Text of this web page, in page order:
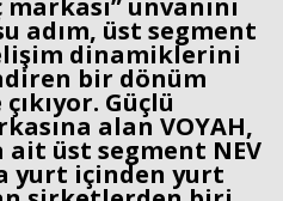
unvanını
adım, üst segment
dinamiklerini
bir dönüm
Güçlü
alan VOYAH,
ait üst segment NEV
yurt içinden yurt